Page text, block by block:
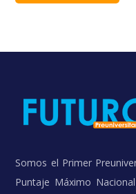
Somos el Primer
Puntaje Máximo